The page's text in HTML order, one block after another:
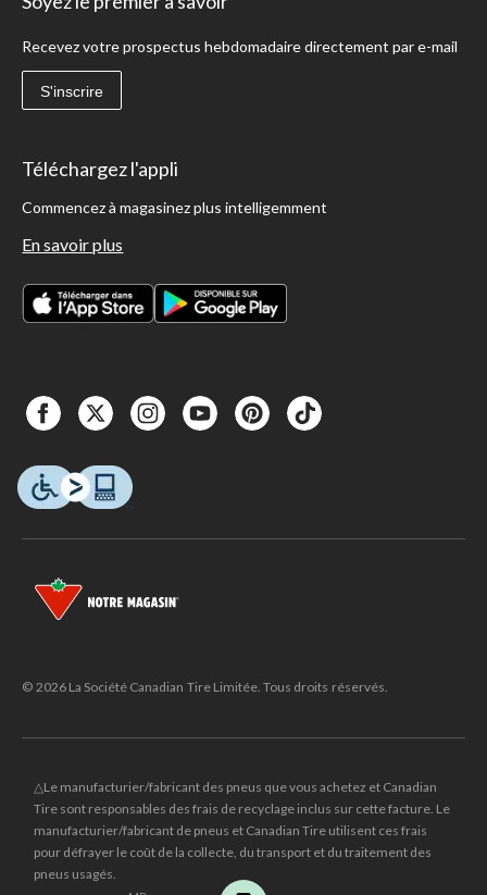
Recevez votre prospectus hebdomadaire directement par e-mail
S'inscrire
Téléchargez l'appli
Commencez à magasinez plus intelligemment
En savoir plus
© 2026 La Société Canadian Tire Limitée. Tous droits réservés.
△Le manufacturier/fabricant des pneus que vous achetez et Canadian
Tire sont responsables des frais de recyclage inclus sur cette facture. Le
manufacturier/fabricant de pneus et Canadian Tire utilisent ces frais
pour défrayer le coût de la collecte, du transport et du traitement des
pneus usagés.